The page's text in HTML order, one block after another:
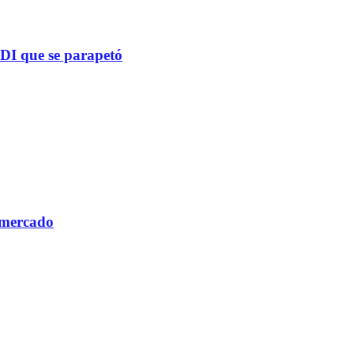
que se parapetó